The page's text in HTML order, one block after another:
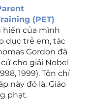
(PET)
hiến của mình
dục trẻ em, tác
Gordon đã
cho giải Nobel
1999). Tôn chỉ
này đó là: Giáo
phạt.